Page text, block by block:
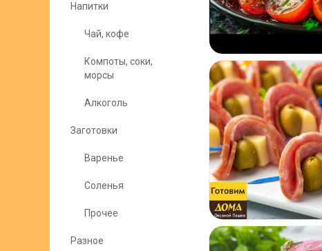
Напитки
Чай, кофе
Компоты, соки,
морсы
Алкоголь
Заготовки
Варенье
Соленья
Прочее
Разное